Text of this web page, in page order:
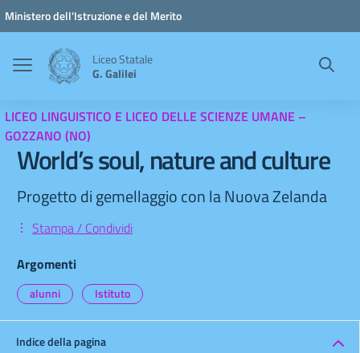
Vai ai contenuti
Vai al menu di navigazione
Vai al footer
Ministero dell'Istruzione e del Merito
Liceo Statale
G. Galilei
LICEO LINGUISTICO E LICEO DELLE SCIENZE UMANE –
GOZZANO (NO)
World’s soul, nature and culture
Progetto di gemellaggio con la Nuova Zelanda
Stampa / Condividi
Argomenti
alunni Istituto
Indice della pagina